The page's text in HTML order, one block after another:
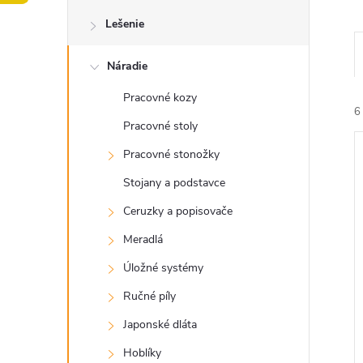
č
Lešenie
Náradie
Pracovné kozy
Pracovné stoly
Pracovné stonožky
Stojany a podstavce
Ceruzky a popisovače
Meradlá
Úložné systémy
Ručné píly
Japonské dláta
Hoblíky
a6